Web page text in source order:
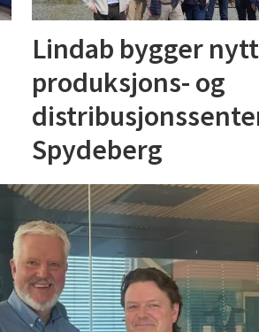
Lindab bygger nytt
produksjons- og
Spydeberg